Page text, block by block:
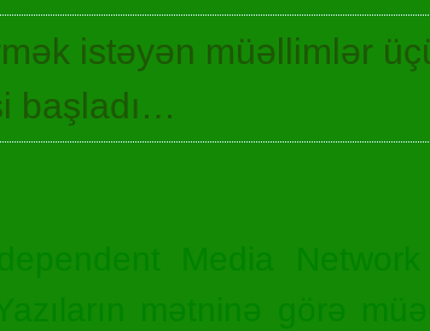
istəyən müəllimlər
başladı…